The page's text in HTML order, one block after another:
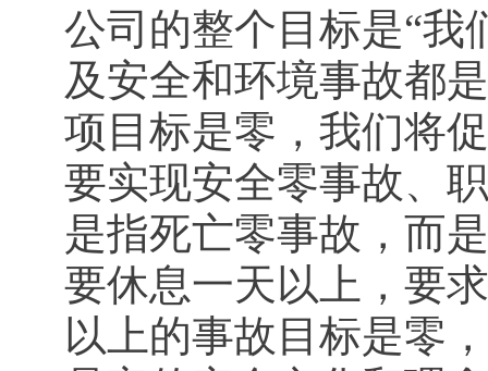
公司的整个目标是“我
及安全和环境事故都
项目标是零，我们将
要实现安全零事故、
是指死亡零事故，而
要休息一天以上，要
以上的事故目标是零